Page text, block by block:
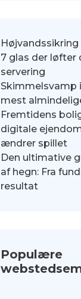
Højvandssikring
7 glas der løfter
servering
Skimmelsvamp
mest
Fremtidens
digitale
ændrer spillet
Den ultimative
af hegn: Fra
resultat
Populære